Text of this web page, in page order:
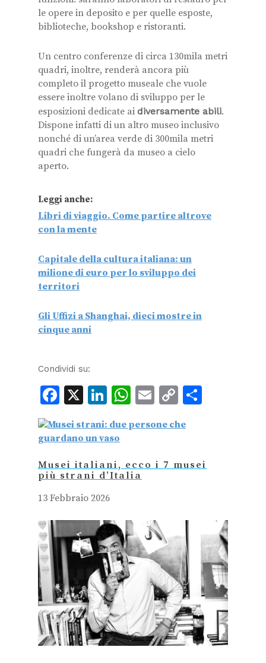
le opere in deposito e per quelle esposte,
biblioteche, bookshop e ristoranti.
Un centro conferenze di circa 130mila metri
quadri, inoltre, renderà ancora più
completo il progetto museale che vuole
essere inoltre volano di sviluppo per le
esposizioni dedicate ai diversamente abili.
Dispone infatti di un altro museo inclusivo
nonché di un’area verde di 300mila metri
quadri che fungerà da museo a cielo
aperto.
Leggi anche:
Libri di viaggio. Come partire altrove
con la mente
Capitale della cultura italiana: un
milione di euro per lo sviluppo dei
territori
Gli Uffizi a Shanghai, dieci mostre in
cinque anni
Condividi su:
Facebook
X LinkedIn
WhatsApp
Email
Copy
Musei italiani, ecco i 7 musei
più strani d’Italia
13 Febbraio 2026